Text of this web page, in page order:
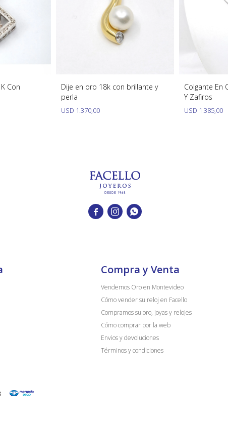
Con
Dije en oro 18k con brillante y
perla
USD 1.370,00
Colgante En
Y Zafiros
USD 1.385,00
  
Compra y Venta
Vendemos Oro en Montevideo
Cómo vender su reloj en Facello
Compramos su oro, joyas y relojes
Cómo comprar por la web
Envios y devoluciones
Términos y condiciones